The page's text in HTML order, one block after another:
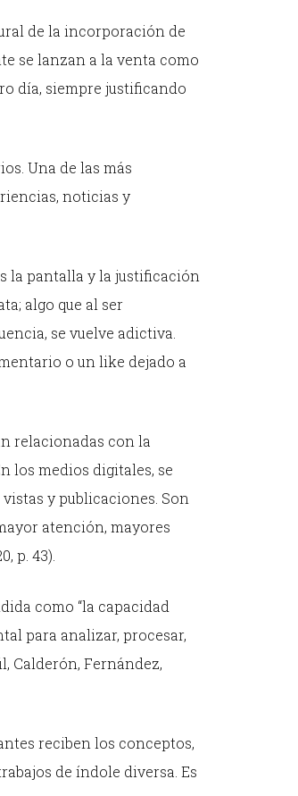
de la incorporación de
se lanzan a la venta como
día, siempre justificando
Una de las más
noticias y
la pantalla y la justificación
algo que al ser
se vuelve adictiva.
o un like dejado a
relacionadas con la
los medios digitales, se
y publicaciones. Son
atención, mayores
p. 43).
como “la capacidad
para analizar, procesar,
Calderón, Fernández,
reciben los conceptos,
de índole diversa. Es